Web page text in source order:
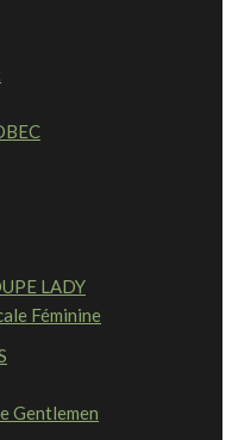
LADY
Féminine
Gentlemen